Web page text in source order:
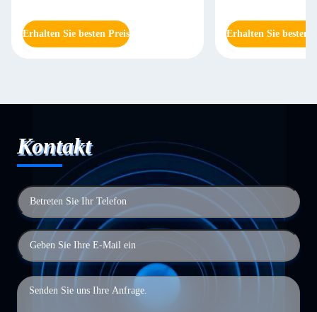
Erhalten Sie besten Preis Erhalten Sie besten
Kontakt